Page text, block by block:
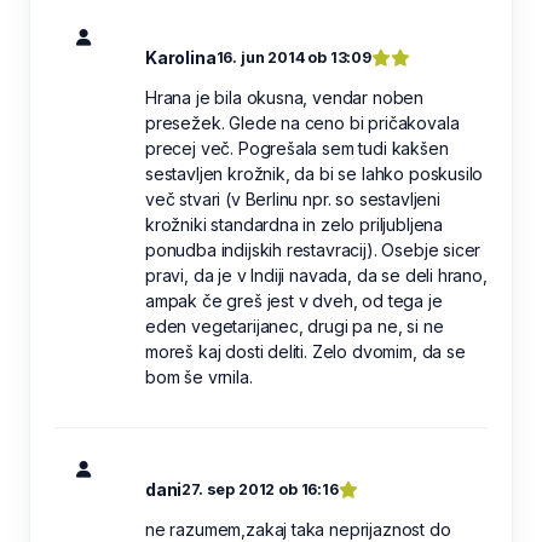
Karolina16. jun 2014 ob 13:09
Hrana je bila okusna, vendar noben
presežek. Glede na ceno bi pričakovala
precej več. Pogrešala sem tudi kakšen
sestavljen krožnik, da bi se lahko poskusilo
več stvari (v Berlinu npr. so sestavljeni
krožniki standardna in zelo priljubljena
ponudba indijskih restavracij). Osebje sicer
pravi, da je v Indiji navada, da se deli hrano,
ampak če greš jest v dveh, od tega je
eden vegetarijanec, drugi pa ne, si ne
moreš kaj dosti deliti. Zelo dvomim, da se
bom še vrnila.
dani27. sep 2012 ob 16:16
ne razumem,zakaj taka neprijaznost do